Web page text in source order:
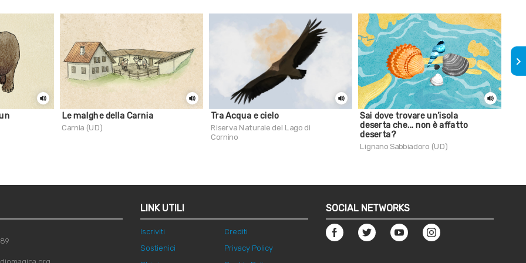
Le malghe della Carnia
Carnia (UD)
Tra Acqua e cielo
Riserva Naturale del Lago di
Cornino
Sai dove trovare un’isola
deserta che... non è affatto
deserta?
Lignano Sabbiadoro (UD)
keyboard_arrow_right
LINK UTILI
Iscriviti
Sostienici
Crediti
Privacy Policy
SOCIAL NETWORKS